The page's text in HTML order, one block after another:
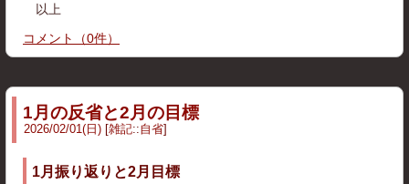
以上
コメント
（0件）
1月の反省と2月の目標
2026/02/01(日) 雑記::自省
1月振り返りと2月目標